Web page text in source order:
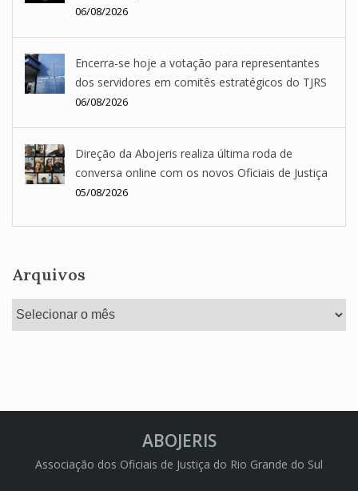
06/08/2026
Encerra-se hoje a votação para representantes
dos servidores em comitês estratégicos do TJRS
06/08/2026
Direção da Abojeris realiza última roda de
conversa online com os novos Oficiais de Justiça
05/08/2026
Arquivos
Arquivos
ABOJERIS
Associação dos Oficiais de Justiça do Rio Grande do Sul